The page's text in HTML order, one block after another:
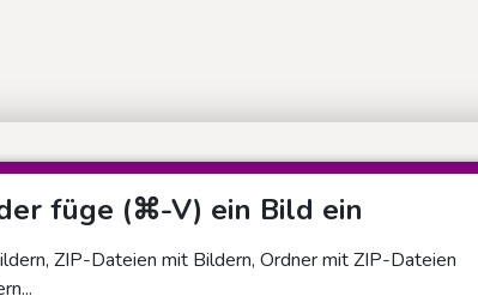
füge (⌘-V) ein Bild ein
ZIP-Dateien mit Bildern, Ordner mit ZIP-Dateien